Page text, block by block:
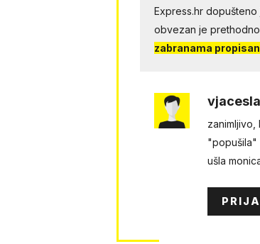
Express.hr
obvezan je
zabranama
"popušila"
ušla